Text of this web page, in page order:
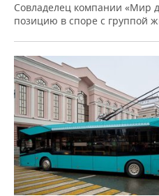
Совладелец компании «Мир
позицию в споре с группой